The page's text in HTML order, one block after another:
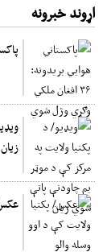
اړوند خبرونه
زیان